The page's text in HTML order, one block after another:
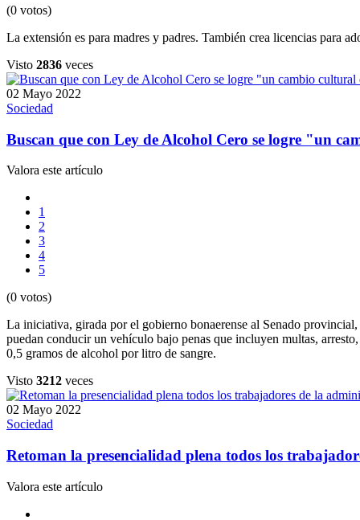
(0 votos)
La extensión es para madres y padres. También crea licencias para
Visto 2836 veces
02 Mayo 2022
Sociedad
Buscan que con Ley de Alcohol Cero se logre "un
Valora este artículo
1
2
3
4
5
(0 votos)
La iniciativa, girada por el gobierno bonaerense al Senado
puedan conducir un vehículo bajo penas que incluyen multas,
0,5 gramos de alcohol por litro de sangre.
Visto 3212 veces
02 Mayo 2022
Sociedad
Retoman la presencialidad plena todos los
Valora este artículo